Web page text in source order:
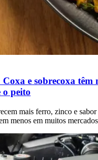
e sobrecoxa têm
o peito
mais ferro, zinco e
menos em muitos